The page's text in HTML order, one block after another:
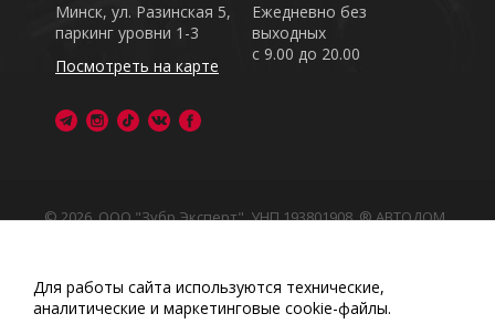
Ежедневно без
выходных
с 9.00 до 20.00
Минск, ул. Разинская 5,
паркинг уровни 1-3
Посмотреть на карте
© 2026, ООО "Зубр Эксперт", УНП 193801908. ® АВТОДОМ
Обращаем Ваше внимание на то, что данный интернет-
сайт носит исключительно информационный характер
Любое использование либо копирование материалов
Для работы сайта используются технические,
аналитические и маркетинговые сооkіе-файлы.